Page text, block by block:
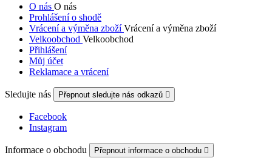
O nás O nás
Prohlášení o shodě
Vrácení a výměna zbožíVrácení a výměna zboží
Velkoobchod Velkoobchod
Přihlášení
Můj účet
Reklamace a vrácení
Sledujte nás Přepnout sledujte nás odkazů 
Facebook
Instagram
Informace o obchodu Přepnout informace o obchodu 